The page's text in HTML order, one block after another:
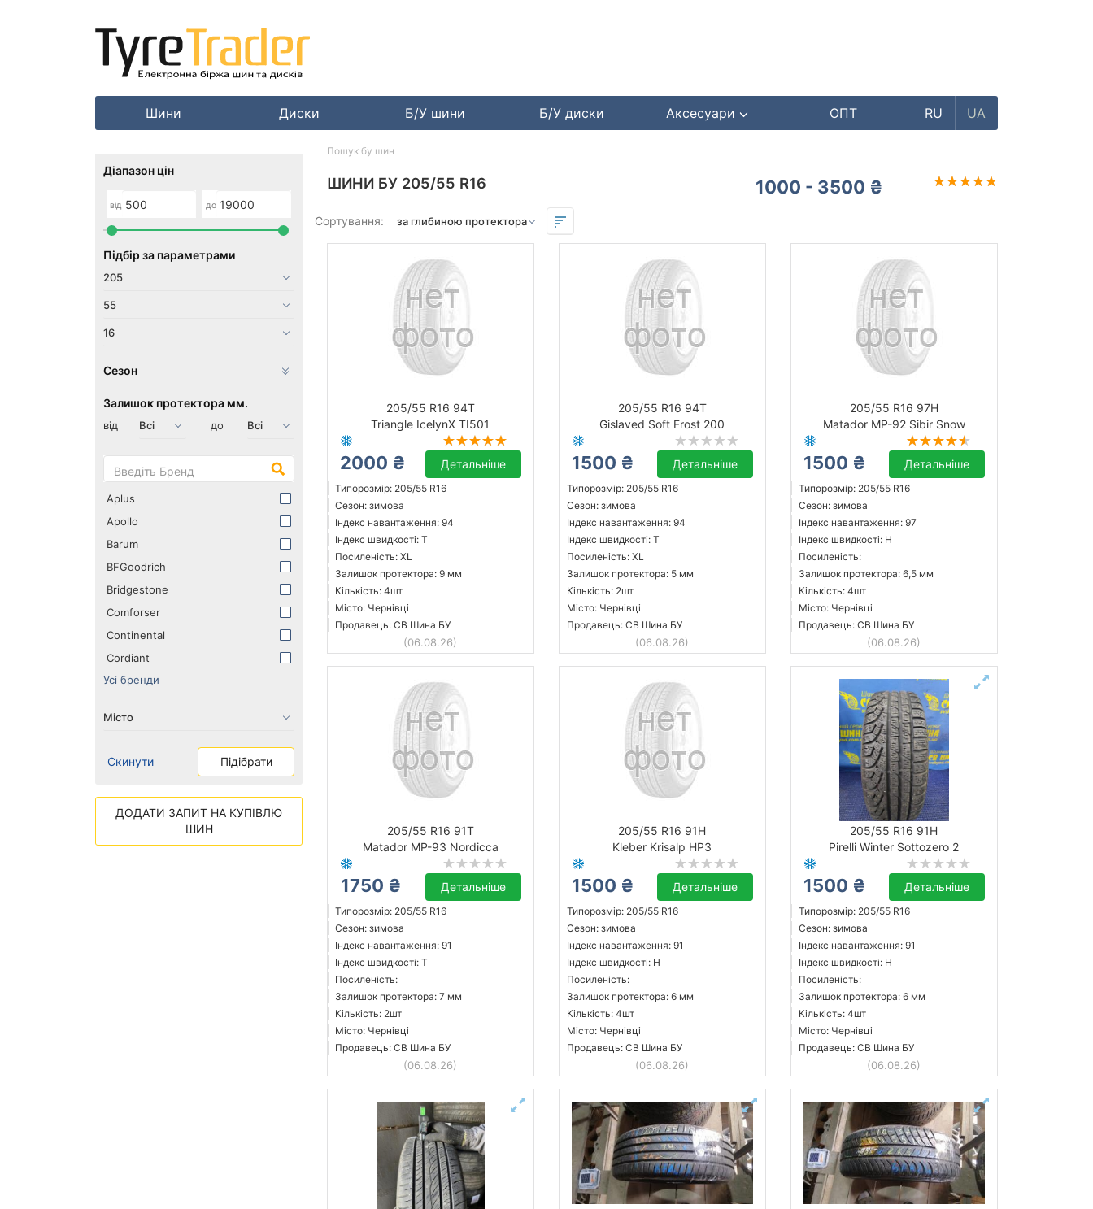
Шини Диски Б/У шини Б/У диски Аксесуари ОПТ RU UA
ШИНИ БУ 205/55 R16 1000 - 3500 ₴
Сортування:
205/55 R16 94T
Triangle IcelynX TI501
2000 ₴ Детальніше
Типорозмір: 205/55 R16
Сезон: зимова
Індекс навантаження: 94
Індекс швидкості: T
Посиленість: XL
Залишок протектора: 9 мм
Кількість: 4шт
Місто: Чернівці
Продавець: СВ Шина БУ
(06.08.26)
205/55 R16 94T
Gislaved Soft Frost 200
1500 ₴ Детальніше
Типорозмір: 205/55 R16
Сезон: зимова
Індекс навантаження: 94
Індекс швидкості: T
Посиленість: XL
Залишок протектора: 5 мм
Кількість: 2шт
Місто: Чернівці
Продавець: СВ Шина БУ
(06.08.26)
205/55 R16 97H
Matador MP-92 Sibir Snow
1500 ₴ Детальніше
Типорозмір: 205/55 R16
Сезон: зимова
Індекс навантаження: 97
Індекс швидкості: H
Посиленість:
Залишок протектора: 6,5 мм
Кількість: 4шт
Місто: Чернівці
Продавець: СВ Шина БУ
(06.08.26)
205/55 R16 91T
Matador MP-93 Nordicca
1750 ₴ Детальніше
Типорозмір: 205/55 R16
Сезон: зимова
Індекс навантаження: 91
Індекс швидкості: T
Посиленість:
Залишок протектора: 7 мм
Кількість: 2шт
Місто: Чернівці
Продавець: СВ Шина БУ
(06.08.26)
205/55 R16 91H
Kleber Krisalp HP3
1500 ₴ Детальніше
Типорозмір: 205/55 R16
Сезон: зимова
Індекс навантаження: 91
Індекс швидкості: H
Посиленість:
Залишок протектора: 6 мм
Кількість: 4шт
Місто: Чернівці
Продавець: СВ Шина БУ
(06.08.26)
205/55 R16 91H
Pirelli Winter Sottozero 2
1500 ₴ Детальніше
Типорозмір: 205/55 R16
Сезон: зимова
Індекс навантаження: 91
Індекс швидкості: H
Посиленість:
Залишок протектора: 6 мм
Кількість: 4шт
Місто: Чернівці
Продавець: СВ Шина БУ
(06.08.26)
Пошук бу шин
Діапазон цін
від до
Підбір за параметрами
Сезон
Залишок протектора мм.
від до
Aplus
Apollo
Barum
BFGoodrich
Bridgestone
Comforser
Continental
Cordiant
Усі бренди
Скинути Підібрати
ДОДАТИ ЗАПИТ НА КУПІВЛЮ
ШИН